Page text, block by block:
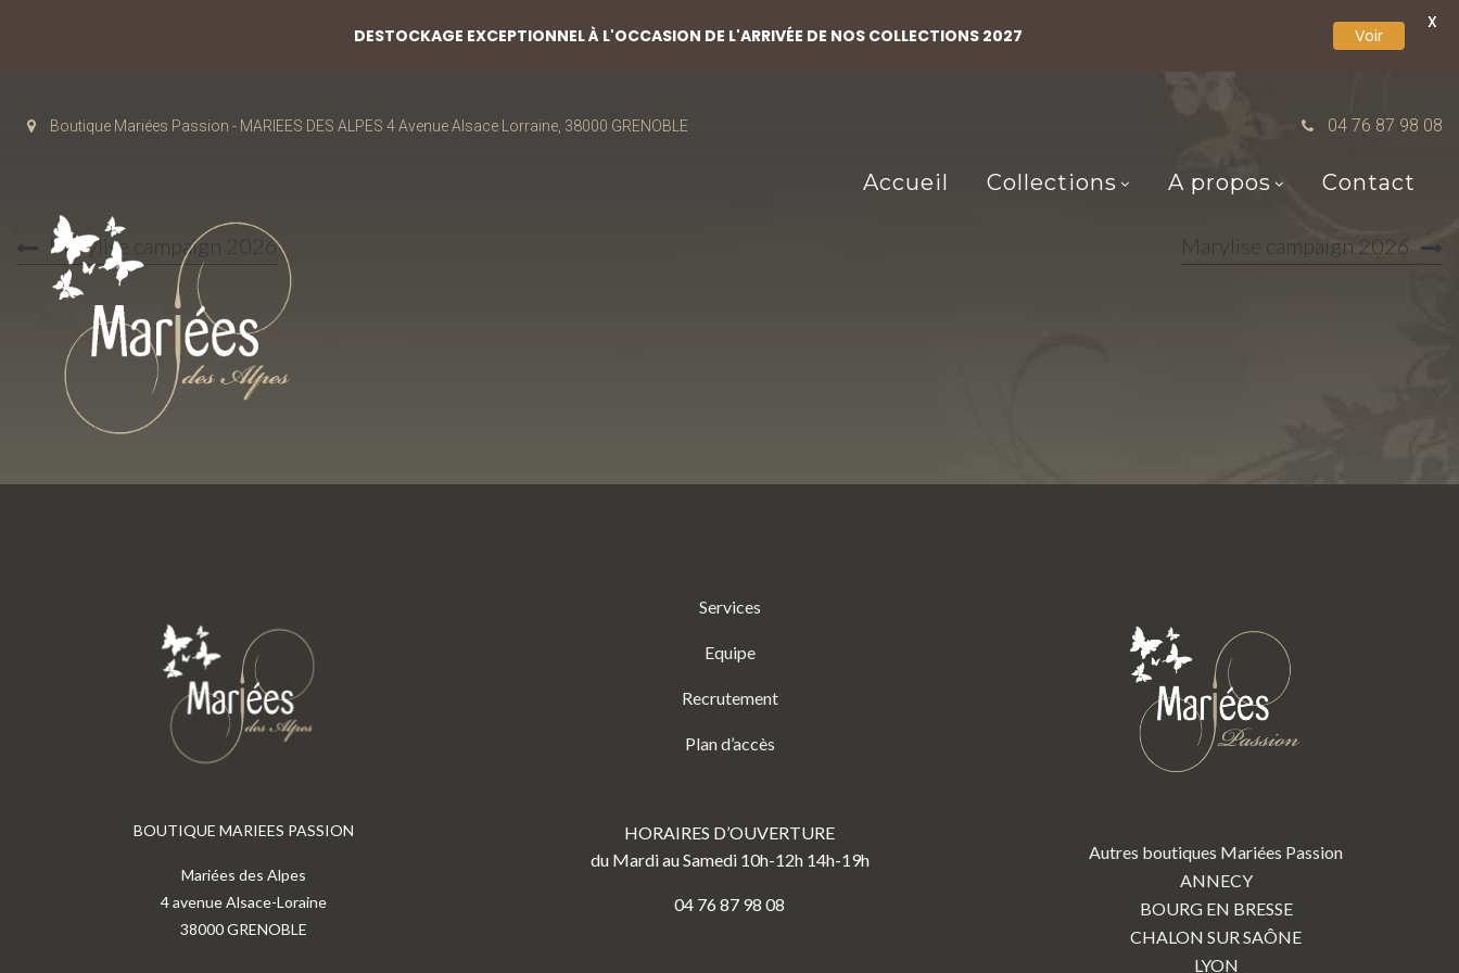
Boutique Mariées Passion - MARIEES DES ALPES 4 Avenue Alsace Lorraine, 38000 GRENOBLE 04 76 87 98 08
Accueil Collections A propos Contact
Marylise campaign 2026 Marylise campaign 2026
BOUTIQUE MARIEES PASSION
Mariées des Alpes
4 avenue Alsace-Loraine
38000 GRENOBLE
Services
Equipe
Recrutement
Plan d’accès
HORAIRES D’OUVERTURE
du Mardi au Samedi 10h-12h 14h-19h
04 76 87 98 08
Autres boutiques Mariées Passion
ANNECY
BOURG EN BRESSE
CHALON SUR SAÔNE
LYON
DESTOCKAGE EXCEPTIONNEL À L'OCCASION DE L'ARRIVÉE DE NOS COLLECTIONS 2027 Voir
X